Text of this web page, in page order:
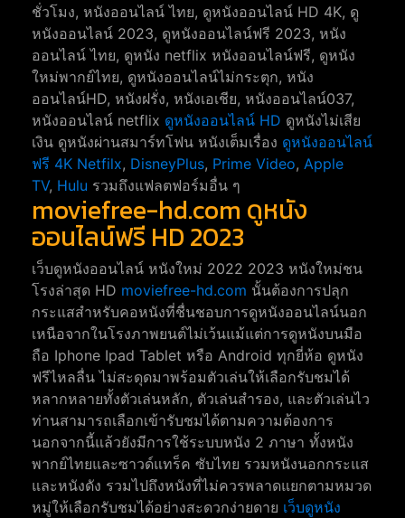
ชั่วโมง, หนังออนไลน์ ไทย, ดูหนังออนไลน์ HD 4K, ดู
หนังออนไลน์ 2023, ดูหนังออนไลน์ฟรี 2023, หนัง
ออนไลน์ ไทย, ดูหนัง netflix หนังออนไลน์ฟรี, ดูหนัง
ใหม่พากย์ไทย, ดูหนังออนไลน์ไม่กระตุก, หนัง
ออนไลน์HD, หนังฝรั่ง, หนังเอเชีย, หนังออนไลน์037,
หนังออนไลน์ netflix ดูหนังออนไลน์ HD ดูหนังไม่เสีย
เงิน ดูหนังผ่านสมาร์ทโฟน หนังเต็มเรื่อง ดูหนังออนไลน์
ฟรี 4K Netfilx, DisneyPlus, Prime Video, Apple
TV, Hulu รวมถึงแฟลตฟอร์มอื่น ๆ
moviefree-hd.com ดูหนัง
ออนไลน์ฟรี HD 2023
เว็บดูหนังออนไลน์ หนังใหม่ 2022 2023 หนังใหม่ชน
โรงล่าสุด HD moviefree-hd.com นั้นต้องการปลุก
กระแสสำหรับคอหนังที่ชื่นชอบการดูหนังออนไลน์นอก
เหนือจากในโรงภาพยนต์ไม่เว้นแม้แต่การดูหนังบนมือ
ถือ Iphone Ipad Tablet หรือ Android ทุกยี่ห้อ ดูหนัง
ฟรีไหลลื่น ไม่สะดุดมาพร้อมตัวเล่นให้เลือกรับชมได้
หลากหลายทั้งตัวเล่นหลัก, ตัวเล่นสำรอง, และตัวเล่นไว
ท่านสามารถเลือกเข้ารับชมได้ตามความต้องการ
นอกจากนี้แล้วยังมีการใช้ระบบหนัง 2 ภาษา ทั้งหนัง
พากย์ไทยและซาวด์แทร็ค ซับไทย รวมหนังนอกกระแส
และหนังดัง รวมไปถึงหนังที่ไม่ควรพลาดแยกตามหมวด
หมู่ให้เลือกรับชมได้อย่างสะดวกง่ายดาย เว็บดูหนัง